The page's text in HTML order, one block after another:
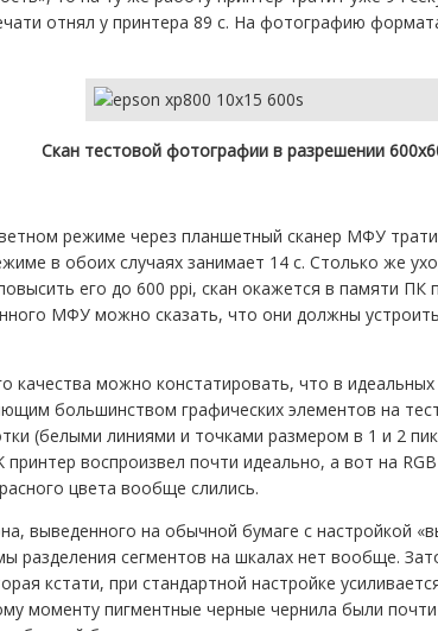
отнял у принтера 89 с. На фотографию
Скан тестовой фотографии в разрешении
режиме через планшетный сканер МФУ
в обоих случаях занимает 14 с. Столько же
его до 600 ppi, скан окажется в памяти
МФУ можно сказать, что они должны
качества можно констатировать, что в
большинством графических элементов на
(белыми линиями и точками размером в 1 и 2
принтер воспроизвел почти идеально, а вот на
цвета вообще слились.
выведенного на обычной бумаге с настройкой
разделения сегментов на шкалах нет вообще.
кстати, при стандартной настройке
моменту пигментные черные чернила были